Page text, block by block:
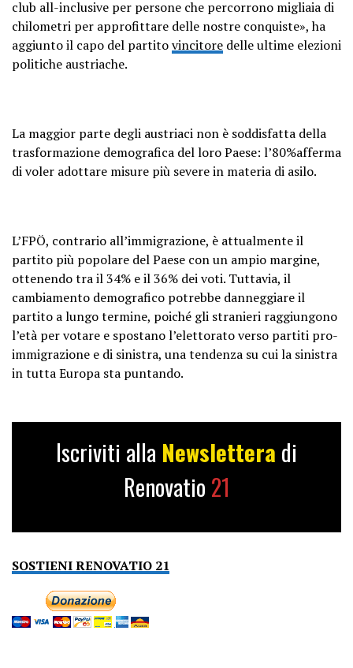
club all-inclusive per persone che percorrono migliaia di
chilometri per approfittare delle nostre conquiste», ha
aggiunto il capo del partitovincitore delle ultime elezioni
politiche austriache.
La maggior parte degli austriaci non è soddisfatta della
trasformazione demografica del loro Paese: l’80%afferma
di voler adottare misure più severe in materia di asilo.
L’FPÖ, contrario all’immigrazione, è attualmente il
partito più popolare del Paese con un ampio margine,
ottenendo tra il 34% e il 36% dei voti. Tuttavia, il
cambiamento demografico potrebbe danneggiare il
partito a lungo termine, poiché gli stranieri raggiungono
l’età per votare e spostano l’elettorato verso partiti pro-
immigrazione e di sinistra, una tendenza su cui la sinistra
in tutta Europa sta puntando.
Iscriviti alla Newslettera di
Renovatio 21
SOSTIENI RENOVATIO 21